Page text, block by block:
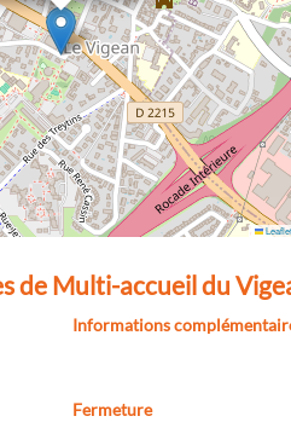
Leaflet
de Multi-accueil du
Informations
Fermeture